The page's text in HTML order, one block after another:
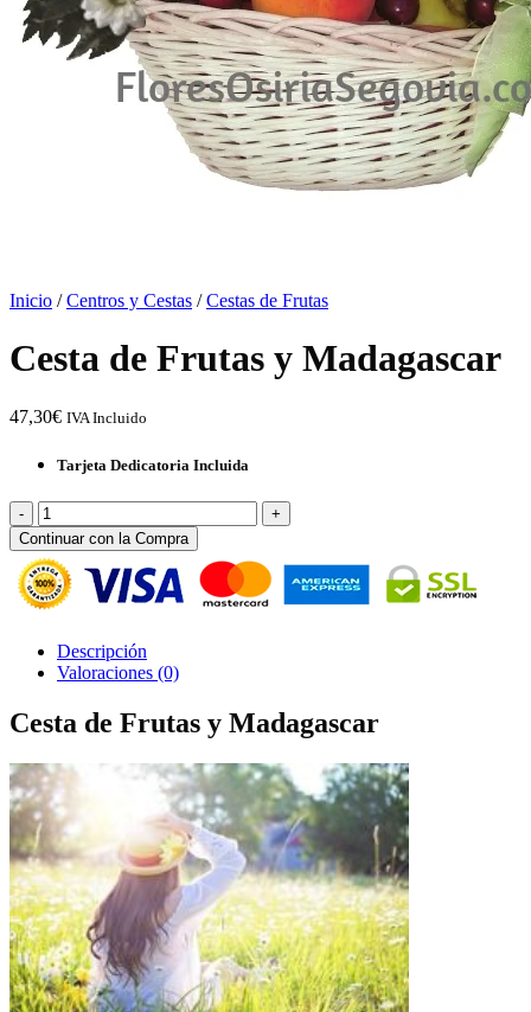
Inicio / Centros y Cestas / Cestas de Frutas
Cesta de Frutas y Madagascar
47,30€ IVA Incluido
Tarjeta Dedicatoria Incluida
Cesta
de
Frutas
y
Madagascar
cantidad
Continuar con la Compra
Descripción
Valoraciones (0)
Cesta de Frutas y Madagascar